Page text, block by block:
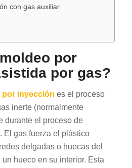
con gas auxiliar
por
por gas?
por inyección es el proceso
inerte (normalmente
durante el proceso de
El gas fuerza el plástico
delgadas o huecas del
hueco en su interior. Esta